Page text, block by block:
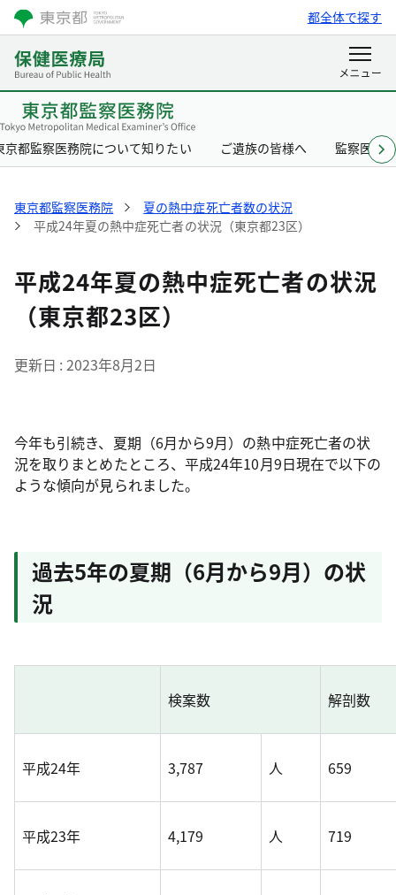
都全体で探す
京都監察医務院について知りたい ご遺族の皆様へ 監察医と
東京都監察医務院
夏の熱中症死亡者数の状況
平成24年夏の熱中症死亡者の状況（東京都23区）
平成24年夏の熱中症死亡者の状況
（東京都23区）
更新日 2023年8月2日
今年も引続き、夏期（6月から9月）の熱中症死亡者の状
況を取りまとめたところ、平成24年10月9日現在で以下の
ような傾向が見られました。
過去5年の夏期（6月から9月）の状
況
検案数 解剖数
平成24年 3,787 人 659
平成23年 4,179 人 719